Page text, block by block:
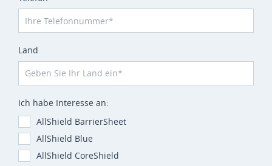
Land
Ich habe Interesse an:
AllShield BarrierSheet
AllShield Blue
AllShield CoreShield